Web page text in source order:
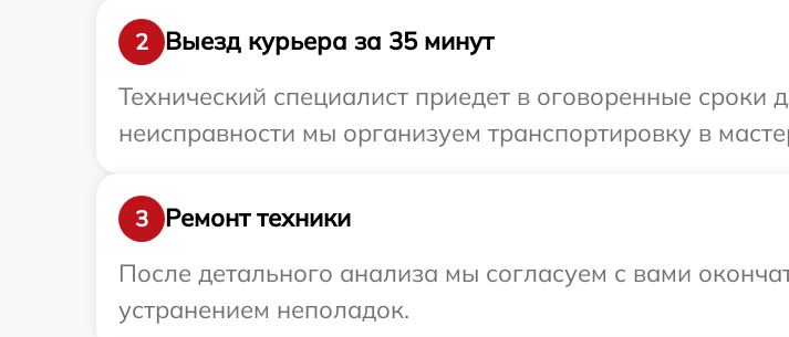
2
Выезд курьера за 35 минут
Технический специалист приедет в оговоренные сроки
неисправности мы организуем транспортировку в
3
Ремонт техники
После детального анализа мы согласуем с вами
устранением неполадок.